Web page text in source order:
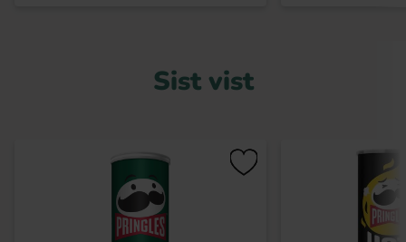
Sist vist